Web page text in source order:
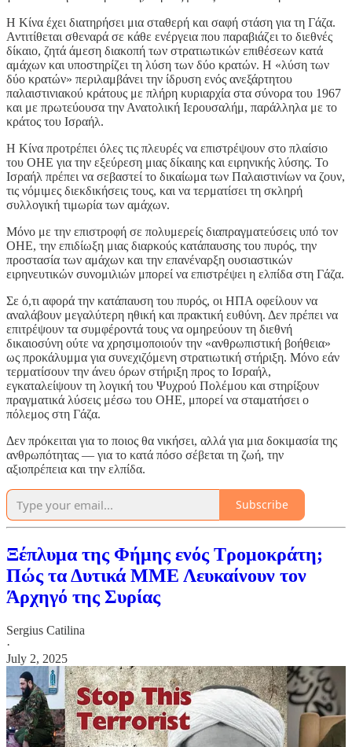
Η Κίνα έχει διατηρήσει μια σταθερή και σαφή στάση για τη Γάζα.
Αντιτίθεται σθεναρά σε κάθε ενέργεια που παραβιάζει το διεθνές
δίκαιο, ζητά άμεση διακοπή των στρατιωτικών επιθέσεων κατά
αμάχων και υποστηρίζει τη λύση των δύο κρατών. Η «λύση των
δύο κρατών» περιλαμβάνει την ίδρυση ενός ανεξάρτητου
παλαιστινιακού κράτους με πλήρη κυριαρχία στα σύνορα του 1967
και με πρωτεύουσα την Ανατολική Ιερουσαλήμ, παράλληλα με το
κράτος του Ισραήλ.
Η Κίνα προτρέπει όλες τις πλευρές να επιστρέψουν στο πλαίσιο
του ΟΗΕ για την εξεύρεση μιας δίκαιης και ειρηνικής λύσης. Το
Ισραήλ πρέπει να σεβαστεί το δικαίωμα των Παλαιστινίων να ζουν,
τις νόμιμες διεκδικήσεις τους, και να τερματίσει τη σκληρή
συλλογική τιμωρία των αμάχων.
Μόνο με την επιστροφή σε πολυμερείς διαπραγματεύσεις υπό τον
ΟΗΕ, την επιδίωξη μιας διαρκούς κατάπαυσης του πυρός, την
προστασία των αμάχων και την επανέναρξη ουσιαστικών
ειρηνευτικών συνομιλιών μπορεί να επιστρέψει η ελπίδα στη Γάζα.
Σε ό,τι αφορά την κατάπαυση του πυρός, οι ΗΠΑ οφείλουν να
αναλάβουν μεγαλύτερη ηθική και πρακτική ευθύνη. Δεν πρέπει να
επιτρέψουν τα συμφέροντά τους να ομηρεύουν τη διεθνή
δικαιοσύνη ούτε να χρησιμοποιούν την «ανθρωπιστική βοήθεια»
ως προκάλυμμα για συνεχιζόμενη στρατιωτική στήριξη. Μόνο εάν
τερματίσουν την άνευ όρων στήριξη προς το Ισραήλ,
εγκαταλείψουν τη λογική του Ψυχρού Πολέμου και στηρίξουν
πραγματικά λύσεις μέσω του ΟΗΕ, μπορεί να σταματήσει ο
πόλεμος στη Γάζα.
Δεν πρόκειται για το ποιος θα νικήσει, αλλά για μια δοκιμασία της
ανθρωπότητας — για το κατά πόσο σέβεται τη ζωή, την
αξιοπρέπεια και την ελπίδα.
Subscribe
Ξέπλυμα της Φήμης ενός Τρομοκράτη;
Πώς τα Δυτικά ΜΜΕ Λευκαίνουν τον
Άρχηγό της Συρίας
Sergius Catilina
·
July 2, 2025